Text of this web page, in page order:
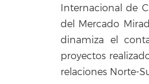
Internacional de
del Mercado
dinamiza el
proyectos
relaciones Norte-